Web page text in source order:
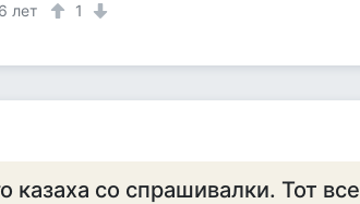
6 лет
1
казаха со спрашивалки. Тот все